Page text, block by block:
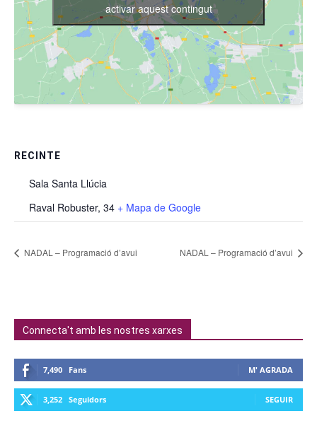
RECINTE
Sala Santa Llúcia
Raval Robuster, 34 + Mapa de Google
activar aquest contingut
NADAL – Programació d’avui NADAL – Programació d’avui
Connecta't amb les nostres xarxes
7,490 Fans M' AGRADA
3,252 Seguidors SEGUIR